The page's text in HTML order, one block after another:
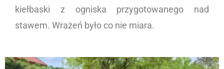
kiełbaski z ogniska przygotowanego nad
stawem. Wrażeń było co nie miara.